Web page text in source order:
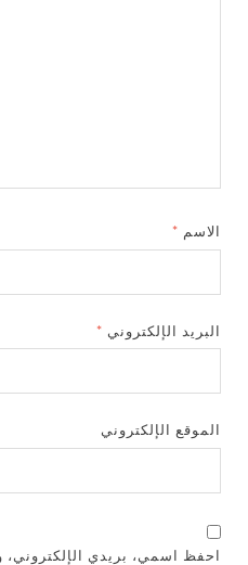
الاسم *
البريد الإلكتروني *
الموقع الإلكتروني
احفظ اسمي، بريدي الإلكتروني،